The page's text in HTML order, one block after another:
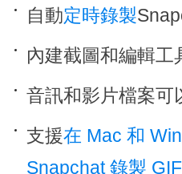
自動定時錄製
內建截圖和編輯工
音訊和影片檔案可
支援在 Mac 和
Snapchat 錄製 GIF